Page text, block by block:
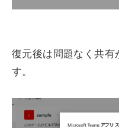
復元後は問題なく共有
す。